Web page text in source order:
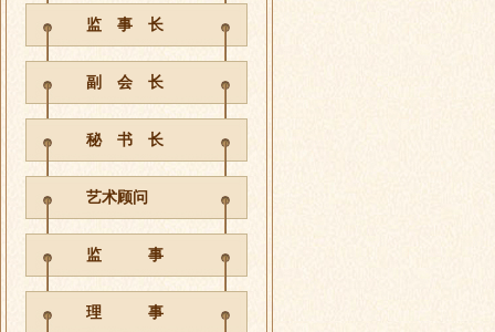
监 事 长
副 会 长
秘 书 长
艺术顾问
监 事
理 事